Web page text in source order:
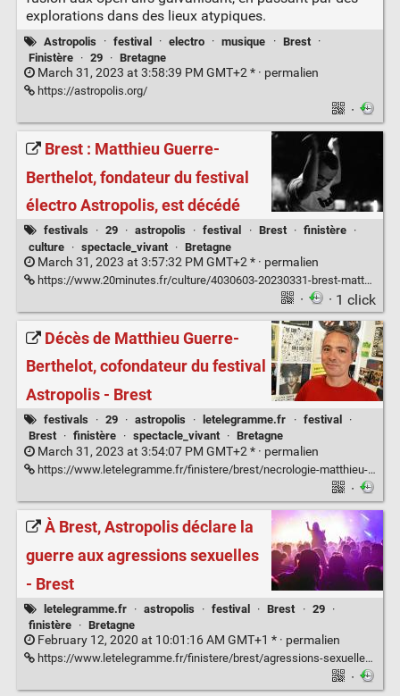
explorations dans des lieux atypiques.
Astropolis · festival · electro · musique · Brest
·
Finistère
· 29 · Bretagne
March 31, 2023 at 3:58:39 PM GMT+2 * · permalien
https://astropolis.org/
·
Brest : Matthieu Guerre-
Berthelot, fondateur du festival
électro Astropolis, est décédé
festivals · 29 · astropolis · festival · Brest · finistère
·
culture
· spectacle_vivant · Bretagne
March 31, 2023 at 3:57:32 PM GMT+2 * · permalien
https://www.20minutes.fr/culture/4030603-20230331-brest-matthieu-guerre-berthelot-fondateur-festival-electro-astropolis-decede
· · 1 click
Décès de Matthieu Guerre-
Berthelot, cofondateur du festival
Astropolis - Brest
festivals · 29 · astropolis · letelegramme.fr · festival
·
Brest
· finistère · spectacle_vivant · Bretagne
March 31, 2023 at 3:54:07 PM GMT+2 * · permalien
https://www.letelegramme.fr/finistere/brest/necrologie-matthieu-guerre-berthelot-cofondateur-d-astropolis-quitte-la-scene-31-03-2023-13308596.php
·
À Brest, Astropolis déclare la
guerre aux agressions sexuelles
- Brest
letelegramme.fr · astropolis · festival · Brest · 29
·
finistère
· Bretagne
February 12, 2020 at 10:01:16 AM GMT+1 * · permalien
https://www.letelegramme.fr/finistere/brest/agressions-sexuelles-astropolis-veut-que-les-femmes-se-sentent-en-securite-en-festival-11-02-2020-12500854.php?share_auth=5ad3ffc6cf87ec659f31edb5c280a6dc
·